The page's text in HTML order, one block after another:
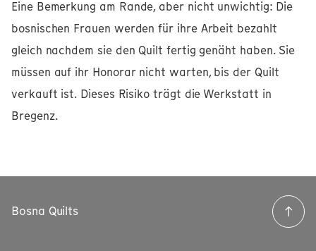
Eine Bemerkung am Rande, aber nicht unwichtig: Die
bosnischen Frauen werden für ihre Arbeit bezahlt
gleich nachdem sie den Quilt fertig genäht haben. Sie
müssen auf ihr Honorar nicht warten, bis der Quilt
verkauft ist. Dieses Risiko trägt die Werkstatt in
Bregenz.
Bosna Quilts →